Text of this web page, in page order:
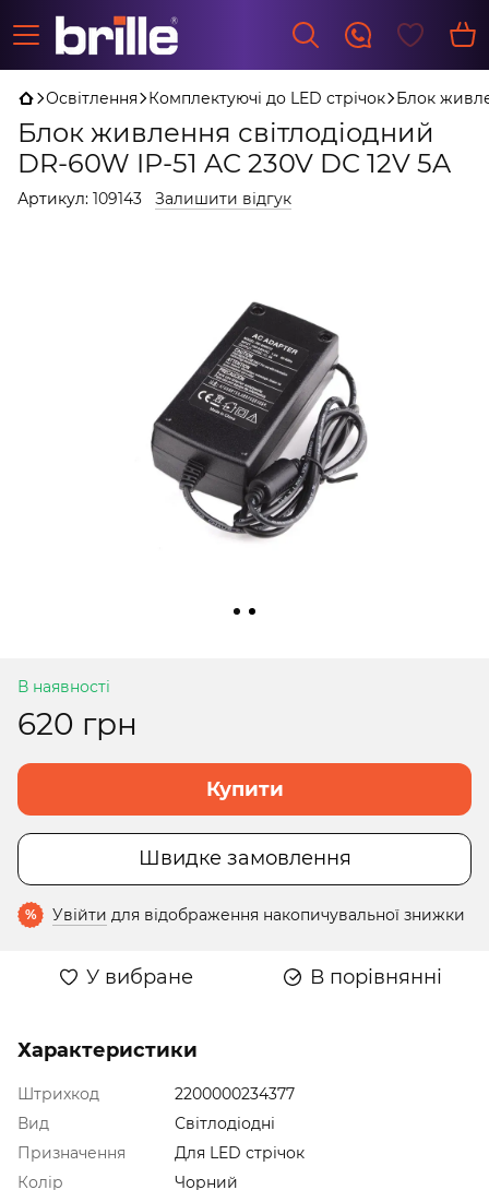
Освітлення Комплектуючі до LED стрічок Блок
Блок живлення світлодіодний
DR-60W IP-51 AC 230V DC 12V 5A
Артикул: 109143 Залишити відгук
В наявності
620 грн
Купити
Швидке замовлення
% Увійти для відображення накопичувальної знижки
У вибране В порівнянні
Характеристики
Штрихкод
2200000234377
Вид
Світлодіодні
Призначення
Для LED стрічок
Колір
Чорний